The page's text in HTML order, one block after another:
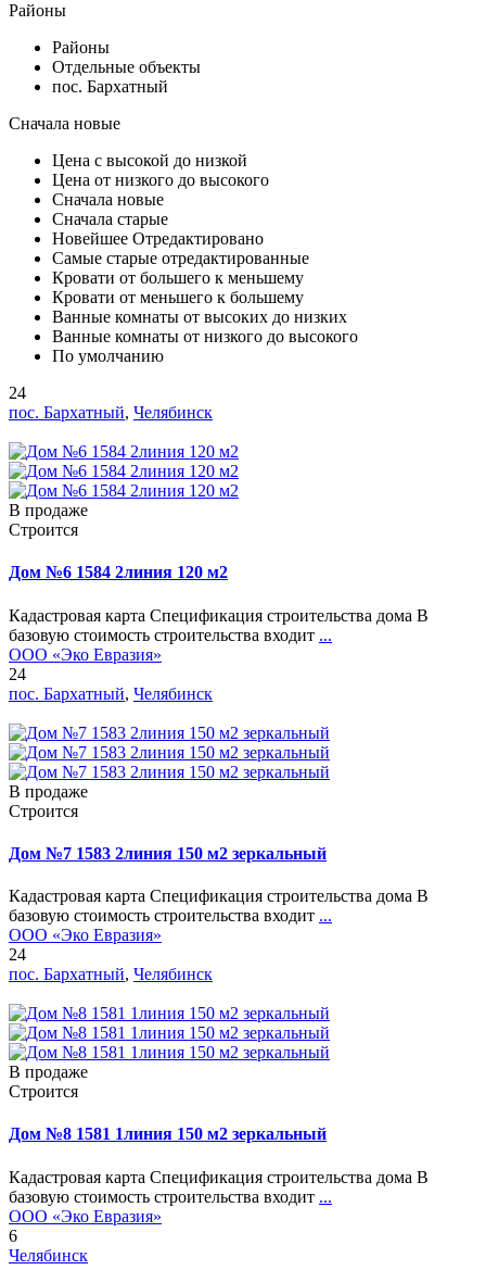
Районы
Районы
Отдельные объекты
пос. Бархатный
Сначала новые
Цена с высокой до низкой
Цена от низкого до высокого
Сначала новые
Сначала старые
Новейшее Отредактировано
Самые старые отредактированные
Кровати от большего к меньшему
Кровати от меньшего к большему
Ванные комнаты от высоких до низких
Ванные комнаты от низкого до высокого
По умолчанию
24
пос. Бархатный, Челябинск
В продаже
Строится
Дом №6 1584 2линия 120 м2
Кадастровая карта Спецификация строительства дома В
базовую стоимость строительства входит ...
ООО «Эко Евразия»
24
пос. Бархатный, Челябинск
В продаже
Строится
Дом №7 1583 2линия 150 м2 зеркальный
Кадастровая карта Спецификация строительства дома В
базовую стоимость строительства входит ...
ООО «Эко Евразия»
24
пос. Бархатный, Челябинск
В продаже
Строится
Дом №8 1581 1линия 150 м2 зеркальный
Кадастровая карта Спецификация строительства дома В
базовую стоимость строительства входит ...
ООО «Эко Евразия»
6
Челябинск